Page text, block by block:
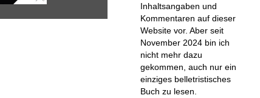
Inhaltsangaben und
Kommentaren auf dieser
Website vor. Aber seit
November 2024 bin ich
nicht mehr dazu
gekommen, auch nur ein
einziges belletristisches
Buch zu lesen.